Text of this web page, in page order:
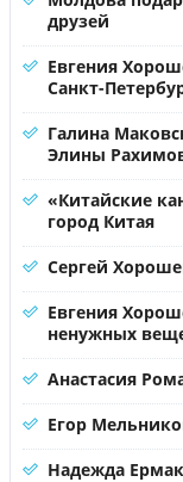
друзей
Евгения
Санкт-
Галина
Элины
«Китайские
город Китая
Сергей
Евгения
ненужных
Анастасия
Егор
Надежда